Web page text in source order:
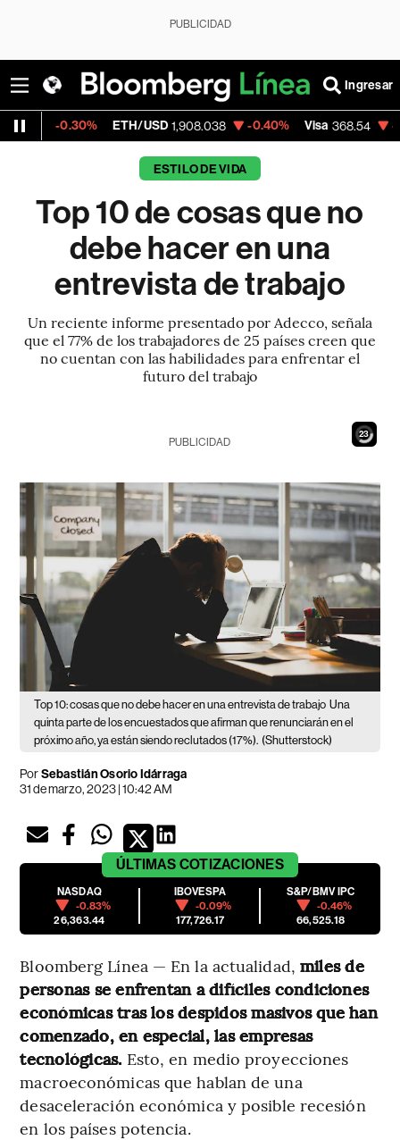
PUBLICIDAD
Ingresar
ETH/USD 1,908.038 -0.40% Visa 368.54 -0.28%
ESTILO DE VIDA
Top 10 de cosas que no
debe hacer en una
entrevista de trabajo
Un reciente informe presentado por Adecco, señala
que el 77% de los trabajadores de 25 países creen que
no cuentan con las habilidades para enfrentar el
futuro del trabajo
21
PUBLICIDAD
Top 10: cosas que no debe hacer en una entrevista de trabajo Una
quinta parte de los encuestados que afirman que renunciarán en el
próximo año, ya están siendo reclutados (17%). (Shutterstock)
PorSebastián Osorio Idárraga
31 de marzo, 2023 | 10:42 AM
ÚLTIMAS COTIZACIONES
NASDAQ
-0.83%
26,363.44
IBOVESPA
-0.09%
177,726.17
S&P/BMV IPC
-0.46%
66,525.18
Bloomberg Línea — En la actualidad, miles de
personas se enfrentan a difíciles condiciones
económicas tras los despidos masivos que han
comenzado, en especial, las empresas
tecnológicas. Esto, en medio proyecciones
macroeconómicas que hablan de una
desaceleración económica y posible recesión
en los países potencia.